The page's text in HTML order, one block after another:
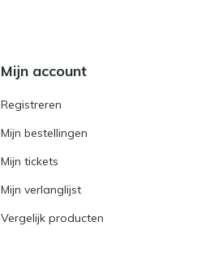
Mijn account
Registreren
Mijn bestellingen
Mijn tickets
Mijn verlanglijst
Vergelijk producten